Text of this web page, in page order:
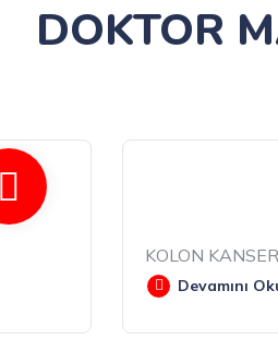
DOKTOR
KOLON
Devamını